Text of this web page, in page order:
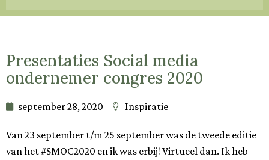
Presentaties Social media
ondernemer congres 2020
september 28, 2020 Inspiratie
Van 23 september t/m 25 september was de tweede editie
van het #SMOC2020 en ik was erbij! Virtueel dan. Ik heb